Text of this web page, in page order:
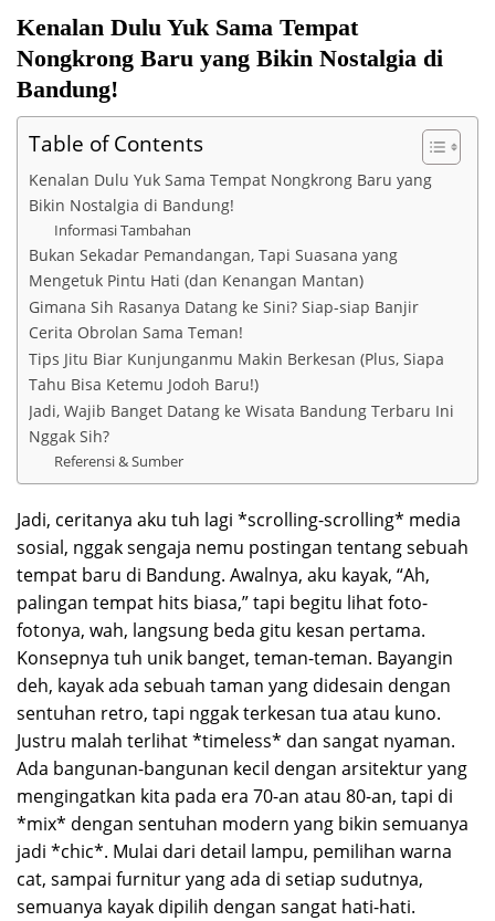
Kenalan Dulu Yuk Sama Tempat
Nongkrong Baru yang Bikin Nostalgia di
Bandung!
Table of Contents
Kenalan Dulu Yuk Sama Tempat Nongkrong Baru yang
Bikin Nostalgia di Bandung!
Informasi Tambahan
Bukan Sekadar Pemandangan, Tapi Suasana yang
Mengetuk Pintu Hati (dan Kenangan Mantan)
Gimana Sih Rasanya Datang ke Sini? Siap-siap Banjir
Cerita Obrolan Sama Teman!
Tips Jitu Biar Kunjunganmu Makin Berkesan (Plus, Siapa
Tahu Bisa Ketemu Jodoh Baru!)
Jadi, Wajib Banget Datang ke Wisata Bandung Terbaru Ini
Nggak Sih?
Referensi & Sumber
Jadi, ceritanya aku tuh lagi *scrolling-scrolling* media
sosial, nggak sengaja nemu postingan tentang sebuah
tempat baru di Bandung. Awalnya, aku kayak, “Ah,
palingan tempat hits biasa,” tapi begitu lihat foto-
fotonya, wah, langsung beda gitu kesan pertama.
Konsepnya tuh unik banget, teman-teman. Bayangin
deh, kayak ada sebuah taman yang didesain dengan
sentuhan retro, tapi nggak terkesan tua atau kuno.
Justru malah terlihat *timeless* dan sangat nyaman.
Ada bangunan-bangunan kecil dengan arsitektur yang
mengingatkan kita pada era 70-an atau 80-an, tapi di
*mix* dengan sentuhan modern yang bikin semuanya
jadi *chic*. Mulai dari detail lampu, pemilihan warna
cat, sampai furnitur yang ada di setiap sudutnya,
semuanya kayak dipilih dengan sangat hati-hati.